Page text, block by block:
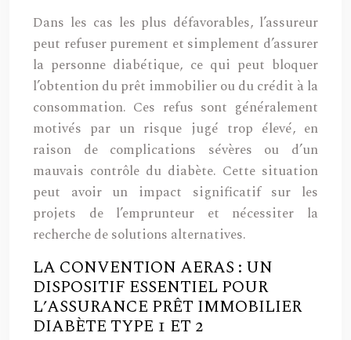
Dans les cas les plus défavorables, l’assureur
peut refuser purement et simplement d’assurer
la personne diabétique, ce qui peut bloquer
l’obtention du prêt immobilier ou du crédit à la
consommation. Ces refus sont généralement
motivés par un risque jugé trop élevé, en
raison de complications sévères ou d’un
mauvais contrôle du diabète. Cette situation
peut avoir un impact significatif sur les
projets de l’emprunteur et nécessiter la
recherche de solutions alternatives.
LA CONVENTION AERAS : UN
DISPOSITIF ESSENTIEL POUR
L’ASSURANCE PRÊT IMMOBILIER
DIABÈTE TYPE 1 ET 2